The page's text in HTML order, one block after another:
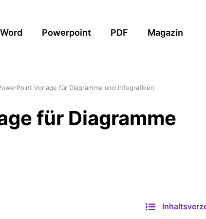
Word Powerpoint PDF Magazin
Vorlage für Diagramme und Infografiken
für Diagramme